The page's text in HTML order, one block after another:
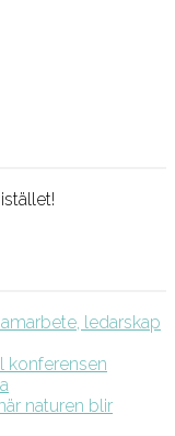
ledarskap
konferensen
naturen blir